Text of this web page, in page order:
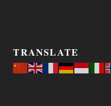
TRANSLATE